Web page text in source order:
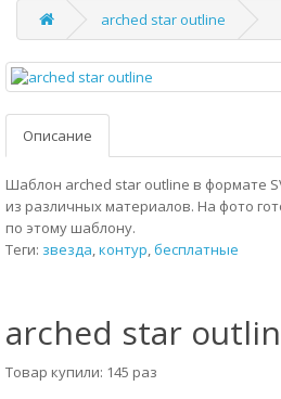
arched star outline
Описание
Шаблон arched star outline в формате
из различных материалов. На фото
по этому шаблону.
Теги: звезда,контур,бесплатные
arched star
Товар купили: 145 раз